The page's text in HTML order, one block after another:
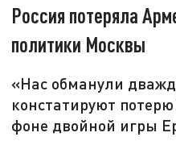
Россия потеряла
политики Москвы
«Нас обманули
констатируют
фоне двойной игры